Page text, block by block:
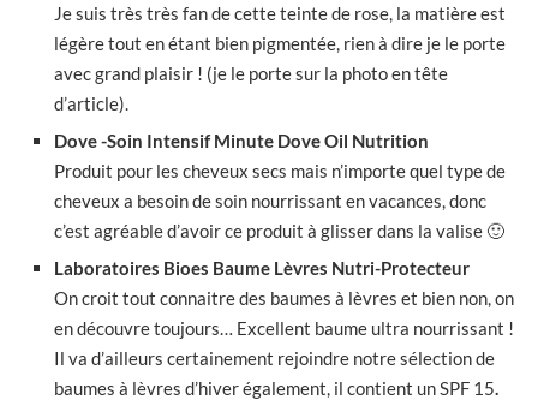
Je suis très très fan de cette teinte de rose, la matière est
légère tout en étant bien pigmentée, rien à dire je le porte
avec grand plaisir ! (je le porte sur la photo en tête
d’article).
Dove -Soin Intensif Minute Dove Oil Nutrition
Produit pour les cheveux secs mais n’importe quel type de
cheveux a besoin de soin nourrissant en vacances, donc
c’est agréable d’avoir ce produit à glisser dans la valise 🙂
Laboratoires Bioes Baume Lèvres Nutri-Protecteur
On croit tout connaitre des baumes à lèvres et bien non, on
en découvre toujours… Excellent baume ultra nourrissant !
Il va d’ailleurs certainement rejoindre notre sélection de
baumes à lèvres d’hiver également, il contient un SPF 15.